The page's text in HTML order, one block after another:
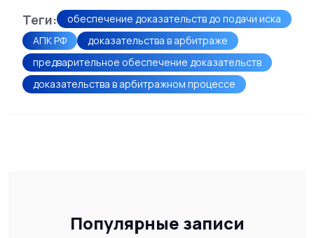
Теги:
обеспечение доказательств до подачи иска
АПК РФ
доказательства в арбитраже
предварительное обеспечение доказательств
доказательства в арбитражном процессе
Популярные записи